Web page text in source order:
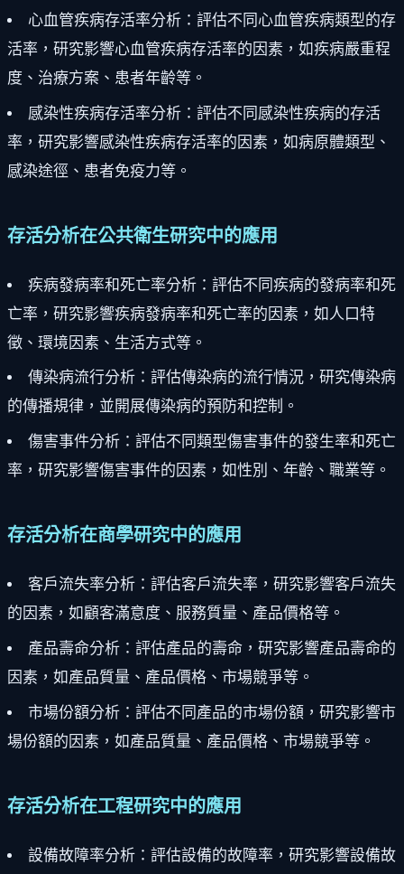
心血管疾病存活率分析：評估不同心血管疾病類型的存
活率，研究影響心血管疾病存活率的因素，如疾病嚴重程
度、治療方案、患者年齡等。
感染性疾病存活率分析：評估不同感染性疾病的存活
率，研究影響感染性疾病存活率的因素，如病原體類型、
感染途徑、患者免疫力等。
存活分析在公共衛生研究中的應用
疾病發病率和死亡率分析：評估不同疾病的發病率和死
亡率，研究影響疾病發病率和死亡率的因素，如人口特
徵、環境因素、生活方式等。
傳染病流行分析：評估傳染病的流行情況，研究傳染病
的傳播規律，並開展傳染病的預防和控制。
傷害事件分析：評估不同類型傷害事件的發生率和死亡
率，研究影響傷害事件的因素，如性別、年齡、職業等。
存活分析在商學研究中的應用
客戶流失率分析：評估客戶流失率，研究影響客戶流失
的因素，如顧客滿意度、服務質量、產品價格等。
產品壽命分析：評估產品的壽命，研究影響產品壽命的
因素，如產品質量、產品價格、市場競爭等。
市場份額分析：評估不同產品的市場份額，研究影響市
場份額的因素，如產品質量、產品價格、市場競爭等。
存活分析在工程研究中的應用
設備故障率分析：評估設備的故障率，研究影響設備故